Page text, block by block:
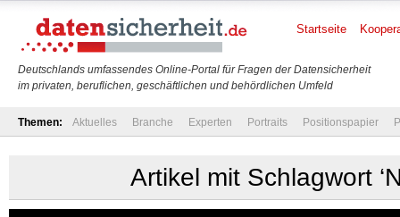
Deutschlands umfassendes Online-Portal für Fragen der Datensicherheit
im privaten, beruflichen, geschäftlichen und behördlichen Umfeld
Startseite
Themen: Aktuelles Branche Experten Portraits Positionspapier
Artikel mit Schlagwort